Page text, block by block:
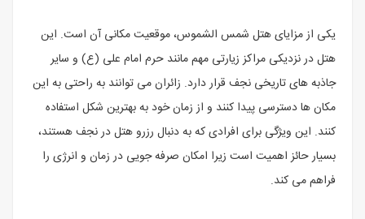
یکی از مزایای هتل شمس الشموس، موقعیت مکانی آن است. این
هتل در نزدیکی مراکز زیارتی مهم مانند حرم امام علی (ع) و سایر
جاذبه های تاریخی نجف قرار دارد. زائران می توانند به راحتی به این
مکان ها دسترسی پیدا کنند و از زمان خود به بهترین شکل استفاده
کنند. این ویژگی برای افرادی که به دنبال رزرو هتل در نجف هستند،
بسیار حائز اهمیت است زیرا امکان صرفه جویی در زمان و انرژی را
فراهم می کند.